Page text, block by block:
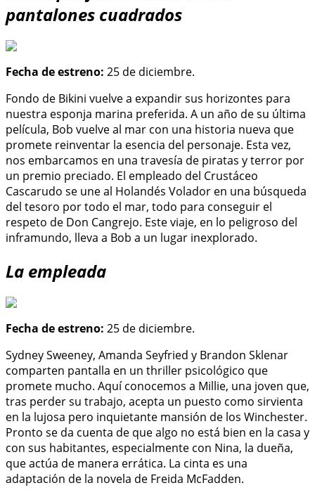
pantalones cuadrados
Fecha de estreno: 25 de diciembre.
Fondo de Bikini vuelve a expandir sus horizontes para
nuestra esponja marina preferida. A un año de su última
película, Bob vuelve al mar con una historia nueva que
promete reinventar la esencia del personaje. Esta vez,
nos embarcamos en una travesía de piratas y terror por
un premio preciado. El empleado del Crustáceo
Cascarudo se une al Holandés Volador en una búsqueda
del tesoro por todo el mar, todo para conseguir el
respeto de Don Cangrejo. Este viaje, en lo peligroso del
inframundo, lleva a Bob a un lugar inexplorado.
La empleada
Fecha de estreno: 25 de diciembre.
Sydney Sweeney, Amanda Seyfried y Brandon Sklenar
comparten pantalla en un thriller psicológico que
promete mucho. Aquí conocemos a Millie, una joven que,
tras perder su trabajo, acepta un puesto como sirvienta
en la lujosa pero inquietante mansión de los Winchester.
Pronto se da cuenta de que algo no está bien en la casa y
con sus habitantes, especialmente con Nina, la dueña,
que actúa de manera errática. La cinta es una
adaptación de la novela de Freida McFadden.